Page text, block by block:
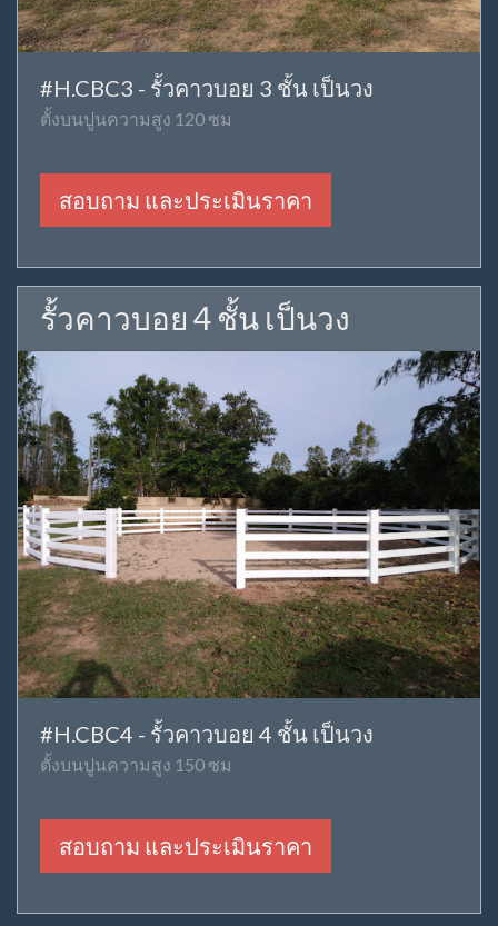
#H.CBC3 - รั้วคาวบอย 3 ชั้น เป็นวง
ตั้งบนปูนความสูง 120 ซม
สอบถาม และประเมินราคา
รั้วคาวบอย 4 ชั้น เป็นวง
#H.CBC4 - รั้วคาวบอย 4 ชั้น เป็นวง
ตั้งบนปูนความสูง 150 ซม
สอบถาม และประเมินราคา